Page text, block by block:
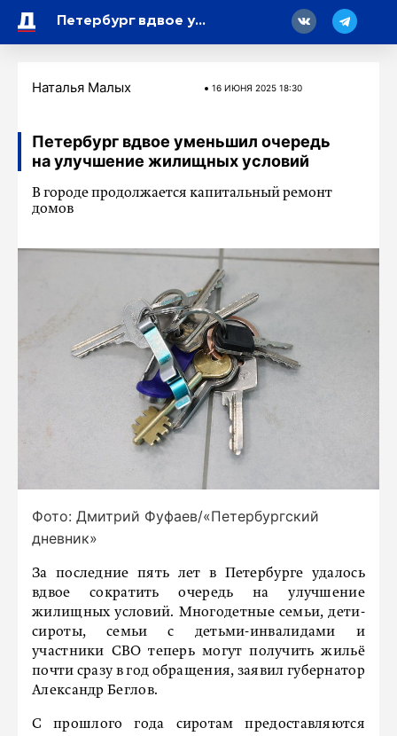
Петербург вдвое уменьшил очередь на улучшение жилищных условий
Наталья Малых 16 ИЮНЯ 2025 18:30
Петербург вдвое уменьшил очередь
на улучшение жилищных условий
В городе продолжается капитальный ремонт
домов
Фото: Дмитрий Фуфаев/«Петербургский
дневник»
За последние пять лет в Петербурге удалось
вдвое сократить очередь на улучшение
жилищных условий. Многодетные семьи, дети-
сироты, семьи с детьми-инвалидами и
участники СВО теперь могут получить жильё
почти сразу в год обращения, заявил губернатор
Александр Беглов.
С прошлого года сиротам предоставляются